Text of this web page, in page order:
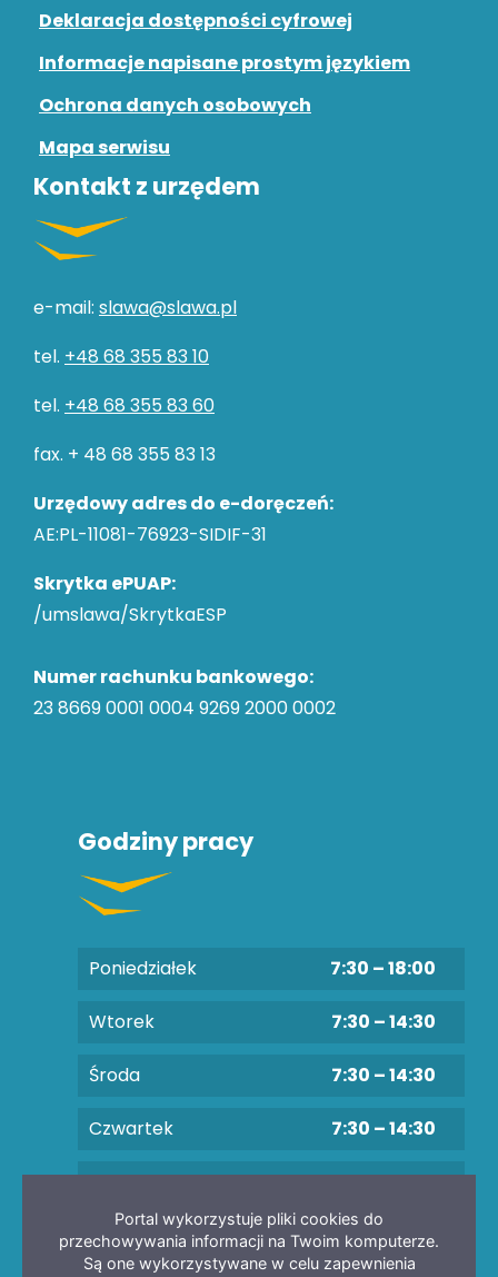
Deklaracja dostępności cyfrowej
Informacje napisane prostym językiem
Ochrona danych osobowych
Mapa serwisu
Kontakt z urzędem
e-mail: slawa@slawa.pl
tel. +48 68 355 83 10
tel. +48 68 355 83 60
fax. + 48 68 355 83 13
Urzędowy adres do e-doręczeń:
AE:PL-11081-76923-SIDIF-31
Skrytka ePUAP:
/umslawa/SkrytkaESP
Numer rachunku bankowego:
23 8669 0001 0004 9269 2000 0002
Godziny pracy
Poniedziałek 7:30 – 18:00
Wtorek 7:30 – 14:30
Środa 7:30 – 14:30
Czwartek 7:30 – 14:30
Piątek 7:30 – 14:30
Portal wykorzystuje pliki cookies do
przechowywania informacji na Twoim komputerze.
Są one wykorzystywane w celu zapewnienia